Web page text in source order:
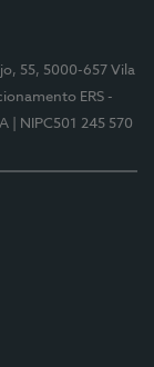
55, 5000-657 Vila
ERS -
| NIPC501 245 570